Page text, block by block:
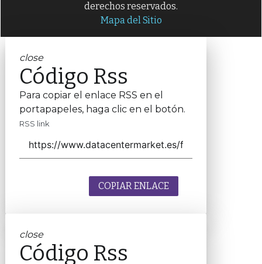
derechos reservados.
Mapa del Sitio
close
Código Rss
Para copiar el enlace RSS en el
portapapeles, haga clic en el botón.
RSS link
COPIAR ENLACE
close
Código Rss